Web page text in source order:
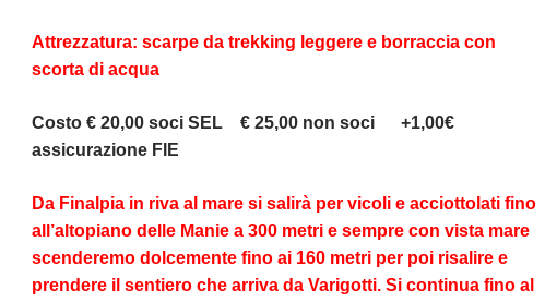
Attrezzatura: scarpe da trekking leggere e borraccia con
scorta di acqua
Costo € 20,00 soci SEL € 25,00 non soci +1,00€
assicurazione FIE
Da Finalpia in riva al mare si salirà per vicoli e acciottolati fino
all’altopiano delle Manie a 300 metri e sempre con vista mare
scenderemo dolcemente fino ai 160 metri per poi risalire e
prendere il sentiero che arriva da Varigotti. Si continua fino al